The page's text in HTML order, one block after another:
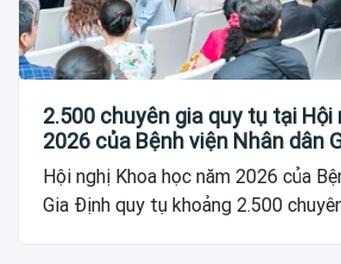
2.500 chuyên gia quy tụ tại Hội
2026 của Bệnh viện Nhân dân
Hội nghị Khoa học năm 2026 của
Gia Định quy tụ khoảng 2.500